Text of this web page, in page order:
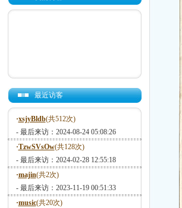
最近访客
·xsjyBldb(共512次)
- 最后来访：2024-08-24 05:08:26
·TzwSVsOw(共128次)
- 最后来访：2024-02-28 12:55:18
·majin(共2次)
- 最后来访：2023-11-19 00:51:33
·music(共20次)